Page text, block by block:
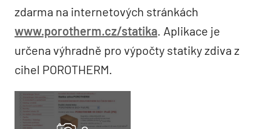
zdarma na internetových stránkách
www.porotherm.cz/statika. Aplikace je
určena výhradně pro výpočty statiky zdiva z
cihel POROTHERM.